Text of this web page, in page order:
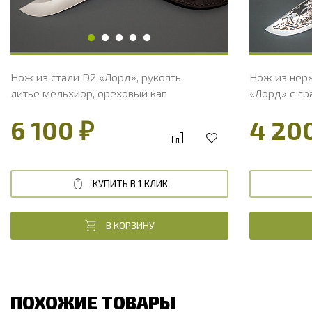
Твердость клинка, HRC
60 - 63 HRC
Нож из стали D2 «Лорд», рукоять
литье мельхиор, ореховый кап
6 100 ₽
КУПИТЬ В 1 КЛИК
В КОРЗИНУ
Твердость
Нож из
«Лорд» с
дерева
4
ПОХОЖИЕ ТОВАРЫ